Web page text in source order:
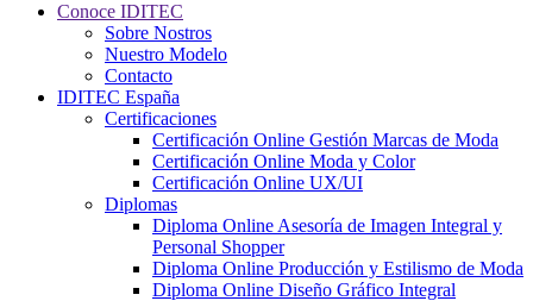
Conoce IDITEC
Sobre Nostros
Nuestro Modelo
Contacto
IDITEC España
Certificaciones
Certificación Online Gestión Marcas de Moda
Certificación Online Moda y Color
Certificación Online UX/UI
Diplomas
Diploma Online Asesoría de Imagen Integral y
Personal Shopper
Diploma Online Producción y Estilismo de Moda
Diploma Online Diseño Gráfico Integral